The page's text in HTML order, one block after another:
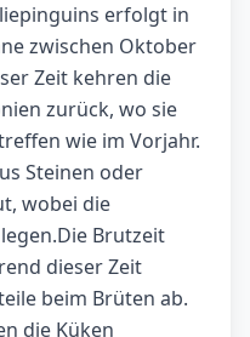
erfolgt in
zwischen Oktober
Zeit kehren die
zurück, wo sie
wie im Vorjahr.
Steinen oder
wobei die
Brutzeit
dieser Zeit
beim Brüten ab.
die Küken